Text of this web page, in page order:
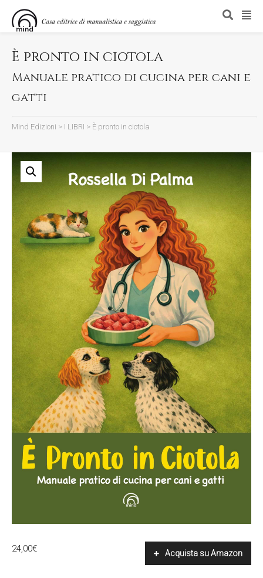
È pronto in ciotola
Manuale pratico di cucina per cani e
gatti
Mind Edizioni > I LIBRI > È pronto in ciotola
24,00€ Acquista su Amazon